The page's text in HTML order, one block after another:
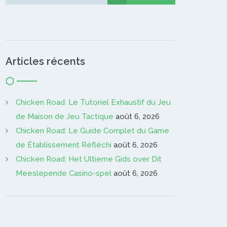
Articles récents
Chicken Road: Le Tutoriel Exhaustif du Jeu
de Maison de Jeu Tactique août 6, 2026
Chicken Road: Le Guide Complet du Game
de Établissement Réfléchi août 6, 2026
Chicken Road: Het Ultieme Gids over Dit
Meeslepende Casino-spel août 6, 2026